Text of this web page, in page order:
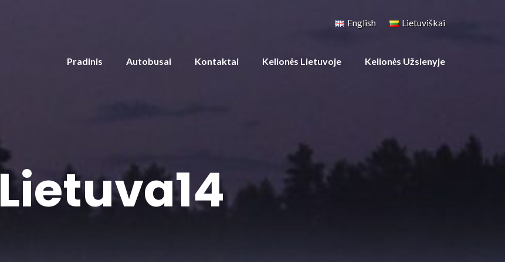
English Lietuviškai
Pradinis Autobusai Kontaktai Kelionės Lietuvoje Kelionės Užsienyje
Lietuva14